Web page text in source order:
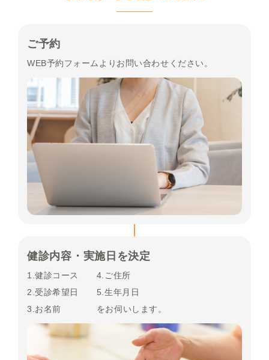
ご予約
WEB予約フォームよりお問い合わせください。
健診内容・実施日を決定
1.健診コース
2.受診希望日
3.お名前
4.ご住所
5.生年月日
をお伺いします。